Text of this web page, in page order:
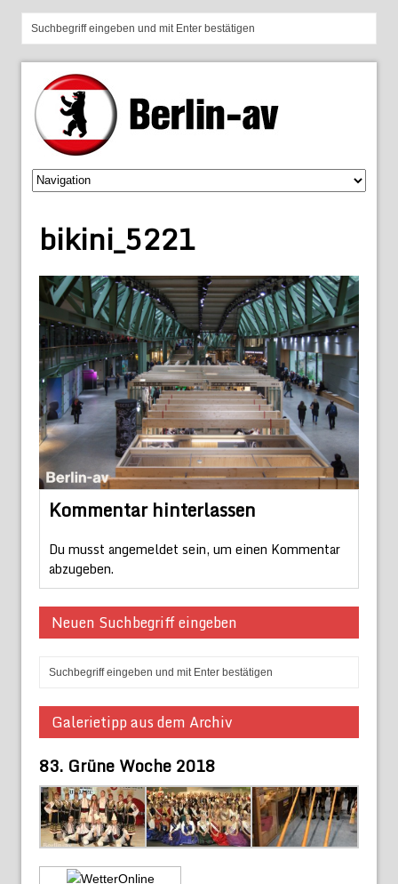
bikini_5221
Kommentar hinterlassen
Du musst angemeldet sein, um einen Kommentar
abzugeben.
Neuen Suchbegriff eingeben
Galerietipp aus dem Archiv
83. Grüne Woche 2018